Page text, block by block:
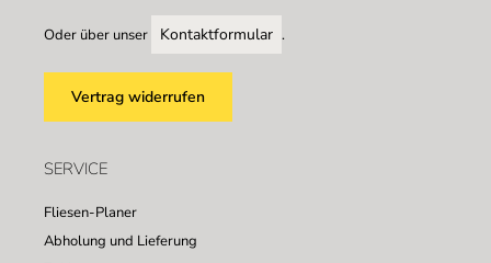
Oder über unser Kontaktformular .
Vertrag widerrufen
SERVICE
Fliesen-Planer
Abholung und Lieferung